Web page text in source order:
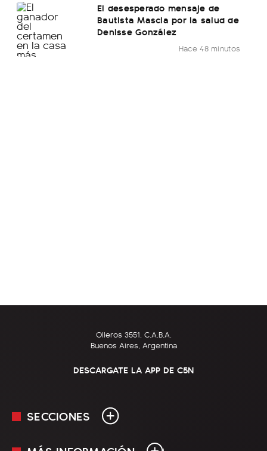
El desesperado mensaje de
Bautista Mascia por la salud de
Denisse González
Hace 48 minutos
Olleros 3551, C.A.B.A.
Buenos Aires, Argentina
DESCARGATE LA APP DE C5N
SECCIONES